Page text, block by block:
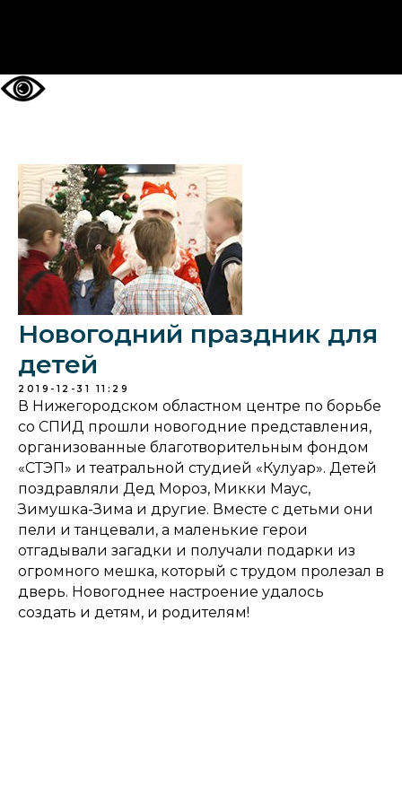
Новогодний праздник для
детей
2019-12-31 11:29
В Нижегородском областном центре по борьбе
со СПИД прошли новогодние представления,
организованные благотворительным фондом
«СТЭП» и театральной студией «Кулуар». Детей
поздравляли Дед Мороз, Микки Маус,
Зимушка-Зима и другие. Вместе с детьми они
пели и танцевали, а маленькие герои
отгадывали загадки и получали подарки из
огромного мешка, который с трудом пролезал в
дверь. Новогоднее настроение удалось
создать и детям, и родителям!